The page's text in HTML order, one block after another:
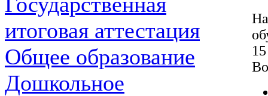
итоговая аттестация
Общее образование
Дошкольное